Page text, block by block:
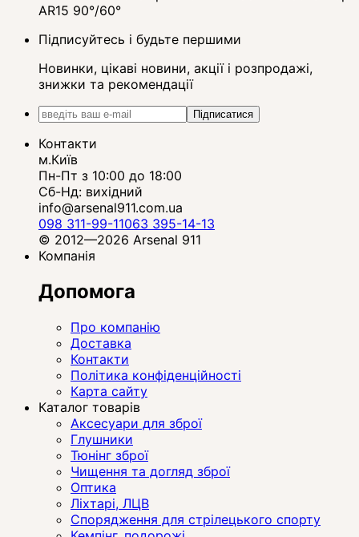
AR15 90°/60°
Підписуйтесь і будьте першими
Новинки, цікаві новини, акції і розпродажі,
знижки та рекомендації
Підписатися
Контакти
м.Київ
Пн-Пт з 10:00 до 18:00
Сб-Нд: вихідний
info@arsenal911.com.ua
098 311-99-11063 395-14-13
© 2012—2026 Arsenal 911
Компанія
Допомога
Про компанію
Доставка
Контакти
Політика конфіденційності
Карта сайту
Каталог товарів
Аксесуари для зброї
Глушники
Тюнінг зброї
Чищення та догляд зброї
Оптика
Ліхтарі, ЛЦВ
Спорядження для стрілецького спорту